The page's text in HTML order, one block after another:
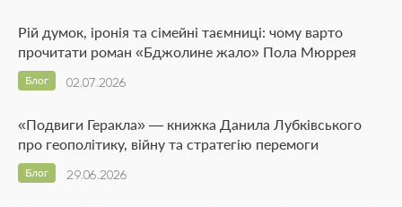
Рій думок, іронія та сімейні таємниці: чому варто
прочитати роман «Бджолине жало» Пола Мюррея
02.07.2026
Блог
«Подвиги Геракла» — книжка Данила Лубківського
про геополітику, війну та стратегію перемоги
29.06.2026
Блог